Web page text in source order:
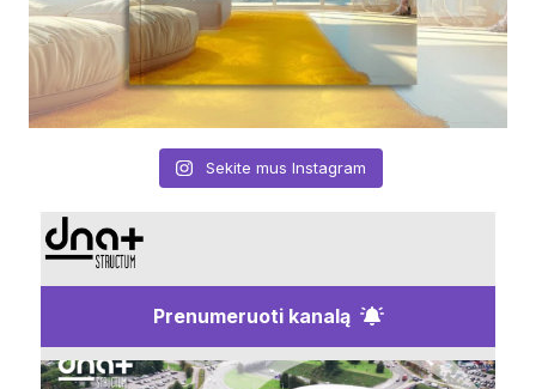
Sekite mus Instagram
Prenumeruoti kanalą